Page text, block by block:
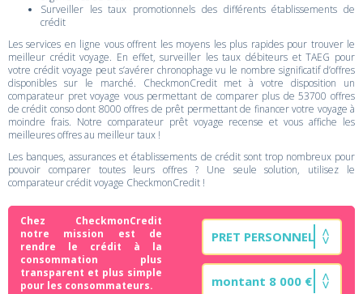
Surveiller les taux promotionnels des différents établissements de
crédit
Les services en ligne vous offrent les moyens les plus rapides pour trouver le
meilleur crédit voyage. En effet, surveiller les taux débiteurs et TAEG pour
votre crédit voyage peut s’avérer chronophage vu le nombre significatif d’offres
disponibles sur le marché. CheckmonCredit met à votre disposition un
comparateur pret voyage vous permettant de comparer plus de 53700 offres
de crédit conso dont 8000 offres de prêt permettant de financer votre voyage à
moindre frais. Notre comparateur prêt voyage recense et vous affiche les
meilleures offres au meilleur taux !
Les banques, assurances et établissements de crédit sont trop nombreux pour
pouvoir comparer toutes leurs offres ? Une seule solution, utilisez le
comparateur crédit voyage CheckmonCredit !
Chez CheckmonCredit
notre mission est de
rendre le crédit à la
consommation plus
transparent et plus simple
pour les consommateurs.